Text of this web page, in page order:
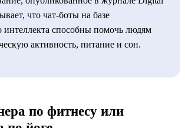
что чат-боты на базе
интеллекта способны помочь людям
активность, питание и сон.
по фитнесу или